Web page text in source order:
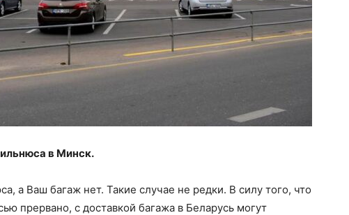
в Минск.
а Ваш багаж нет. Такие случае не редки. В силу того, что
прервано, с доставкой багажа в Беларусь могут